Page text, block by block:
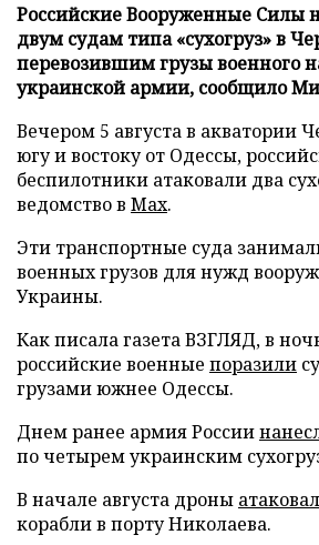
Российские Вооруженные Силы
двум судам типа «сухогруз» в
перевозившим грузы военного
украинской армии, сообщило
Вечером 5 августа в акватории
югу и востоку от Одессы,
беспилотники атаковали два
ведомство в Max.
Эти транспортные суда
военных грузов для нужд
Украины.
Как писала газета ВЗГЛЯД, в
российские военные поразили
грузами южнее Одессы.
Днем ранее армия России
по четырем украинским
В начале августа дроны
корабли в порту Николаева.